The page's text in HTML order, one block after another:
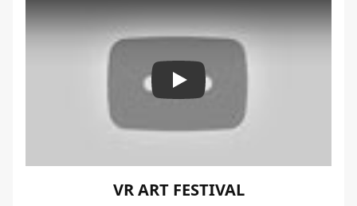
Play
VR ART FESTIVAL